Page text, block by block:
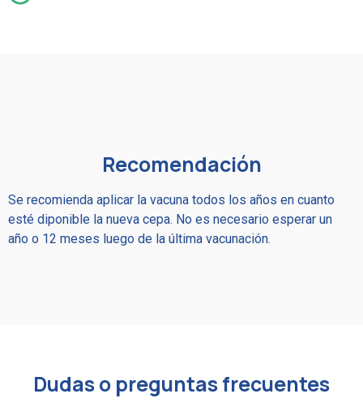
Recomendación
Se recomienda aplicar la vacuna todos los años en cuanto
esté diponible la nueva cepa. No es necesario esperar un
año o 12 meses luego de la última vacunación.
Dudas o preguntas frecuentes